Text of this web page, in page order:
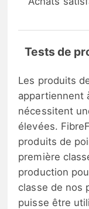
Tests de
Les produits
appartiennent
nécessitent
élevées.
produits de
première
production
classe de nos
puisse être